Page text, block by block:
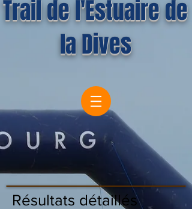
Trail de l'Estuaire de
la Dives
Résultats détaillés